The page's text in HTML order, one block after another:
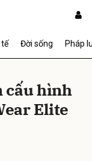
tế Đời sống Pháp
cấu hình
Elite